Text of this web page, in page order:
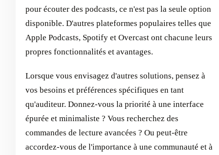
pour écouter des podcasts, ce n'est pas la seule option
disponible. D'autres plateformes populaires telles que
Apple Podcasts, Spotify et Overcast ont chacune leurs
propres fonctionnalités et avantages.
Lorsque vous envisagez d'autres solutions, pensez à
vos besoins et préférences spécifiques en tant
qu'auditeur. Donnez-vous la priorité à une interface
épurée et minimaliste ? Vous recherchez des
commandes de lecture avancées ? Ou peut-être
accordez-vous de l'importance à une communauté et à